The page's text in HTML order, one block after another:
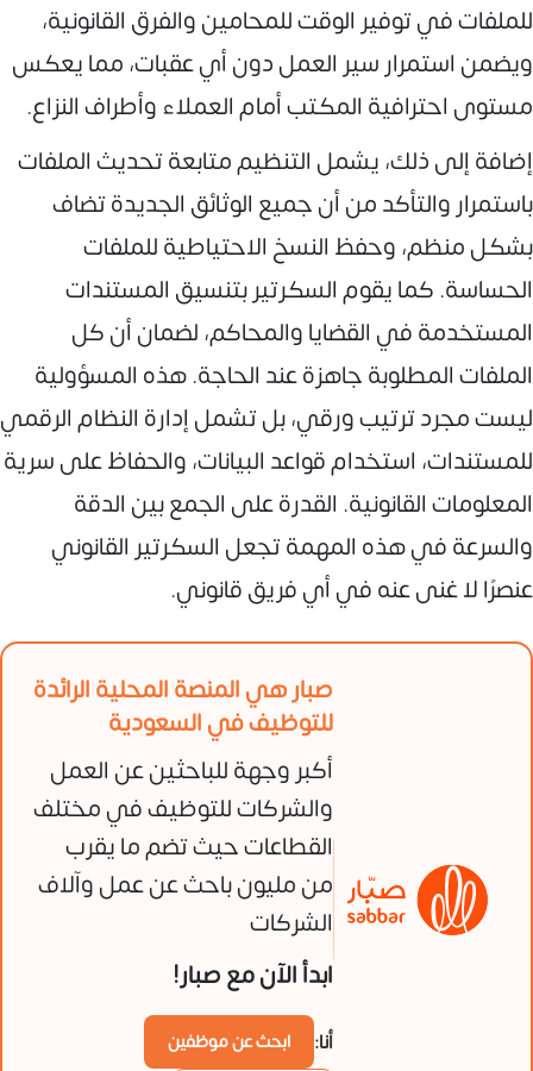
للملفات في توفير الوقت للمحامين والفرق القانونية،
ويضمن استمرار سير العمل دون أي عقبات، مما يعكس
مستوى احترافية المكتب أمام العملاء وأطراف النزاع.
إضافة إلى ذلك، يشمل التنظيم متابعة تحديث الملفات
باستمرار والتأكد من أن جميع الوثائق الجديدة تضاف
بشكل منظم، وحفظ النسخ الاحتياطية للملفات
الحساسة. كما يقوم السكرتير بتنسيق المستندات
المستخدمة في القضايا والمحاكم، لضمان أن كل
الملفات المطلوبة جاهزة عند الحاجة. هذه المسؤولية
ليست مجرد ترتيب ورقي، بل تشمل إدارة النظام الرقمي
للمستندات، استخدام قواعد البيانات، والحفاظ على سرية
المعلومات القانونية. القدرة على الجمع بين الدقة
والسرعة في هذه المهمة تجعل السكرتير القانوني
عنصرًا لا غنى عنه في أي فريق قانوني.
صبار هي المنصة المحلية الرائدة
للتوظيف في السعودية
أكبر وجهة للباحثين عن العمل
والشركات للتوظيف في مختلف
القطاعات حيث تضم ما يقرب
من مليون باحث عن عمل وآلاف
الشركات
ابدأ الآن مع صبار!
أنا:
ابحث عن موظفين